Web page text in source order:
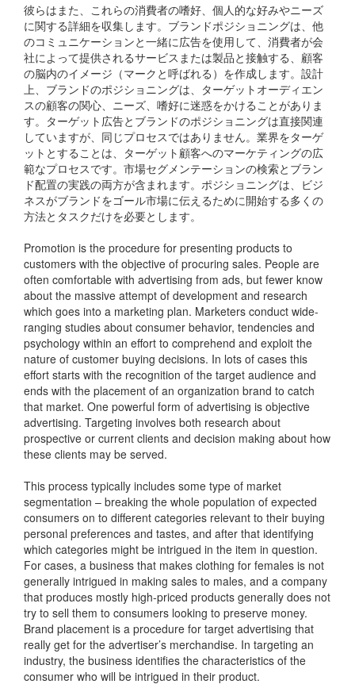
彼らはまた、これらの消費者の嗜好、個人的な好みやニーズ
に関する詳細を収集します。ブランドポジショニングは、他
のコミュニケーションと一緒に広告を使用して、消費者が会
社によって提供されるサービスまたは製品と接触する、顧客
の脳内のイメージ（マークと呼ばれる）を作成します。設計
上、ブランドのポジショニングは、ターゲットオーディエン
スの顧客の関心、ニーズ、嗜好に迷惑をかけることがありま
す。ターゲット広告とブランドのポジショニングは直接関連
していますが、同じプロセスではありません。業界をターゲ
ットとすることは、ターゲット顧客へのマーケティングの広
範なプロセスです。市場セグメンテーションの検索とブラン
ド配置の実践の両方が含まれます。ポジショニングは、ビジ
ネスがブランドをゴール市場に伝えるために開始する多くの
方法とタスクだけを必要とします。
Promotion is the procedure for presenting products to
customers with the objective of procuring sales. People are
often comfortable with advertising from ads, but fewer know
about the massive attempt of development and research
which goes into a marketing plan. Marketers conduct wide-
ranging studies about consumer behavior, tendencies and
psychology within an effort to comprehend and exploit the
nature of customer buying decisions. In lots of cases this
effort starts with the recognition of the target audience and
ends with the placement of an organization brand to catch
that market. One powerful form of advertising is objective
advertising. Targeting involves both research about
prospective or current clients and decision making about how
these clients may be served.
This process typically includes some type of market
segmentation – breaking the whole population of expected
consumers on to different categories relevant to their buying
personal preferences and tastes, and after that identifying
which categories might be intrigued in the item in question.
For cases, a business that makes clothing for females is not
generally intrigued in making sales to males, and a company
that produces mostly high-priced products generally does not
try to sell them to consumers looking to preserve money.
Brand placement is a procedure for target advertising that
really get for the advertiser’s merchandise. In targeting an
industry, the business identifies the characteristics of the
consumer who will be intrigued in their product.